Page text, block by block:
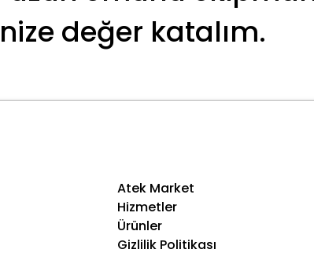
değer katalım.
Atek Market
Hizmetler
Ürünler
Gizlilik Politikası